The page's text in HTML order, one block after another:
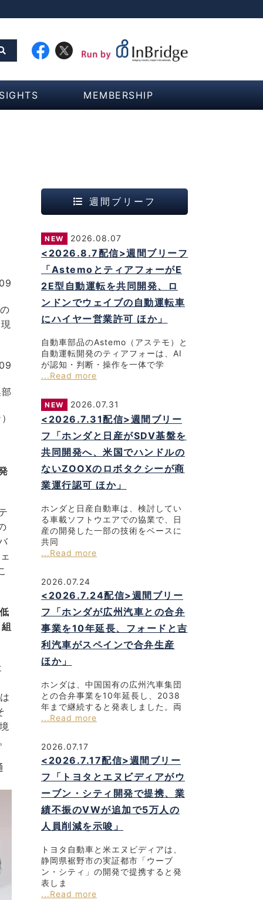
MEMBERSHIP
週間ブリーフ
NEW 2026.08.07
<2026.8.7配信>週間ブリーフ
「AstemoとティアフォーがE
2E型自動運転を共同開発、ロ
ンドンでウェイブの自動運転車
にハイヤー営業許可 ほか」
自動車部品のAstemo（アステモ）と
自動運転開発のティアフォーは、AI
が認知・判断・操作を一体で学
...Read more
NEW 2026.07.31
<2026.7.31配信>週間ブリー
フ「ホンダと日産がSDV基盤を
共同開発へ、米国でハンドルの
ないZOOXのロボタクシーが商
業運行認可 ほか」
ホンダと日産自動車は、検討してい
る車載ソフトウエアでの協業で、日
産の開発した一部の技術をベースに
共同
...Read more
2026.07.24
<2026.7.24配信>週間ブリー
フ「ホンダが広州汽車との合弁
事業を10年延長、フォードと吉
利汽車がスペインで合弁生産
ほか」
ホンダは、中国国有の広州汽車集団
との合弁事業を10年延長し、2038
年まで継続すると発表しました。両
...Read more
2026.07.17
<2026.7.17配信>週間ブリー
フ「トヨタとエヌビディアがウ
ーブン・シティ開発で提携、業
績不振のVWが追加で5万人の
人員削減を示唆」
トヨタ自動車と米エヌビディアは、
静岡県裾野市の実証都市「ウーブ
ン・シティ」の開発で提携すると発
表しま
...Read more